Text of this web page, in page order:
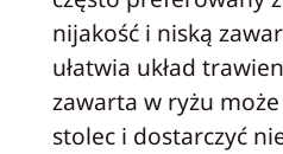
nijakość i niską
ułatwia układ
zawarta w ryżu
stolec i dostarczyć